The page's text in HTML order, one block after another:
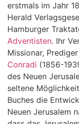
erstmals im Jahr
Herald
Hamburger
Adventisten. Ihr
Missionar,
Conradi (1856-
des Neuen
seltene
Buches die
Neuen Jerusalem